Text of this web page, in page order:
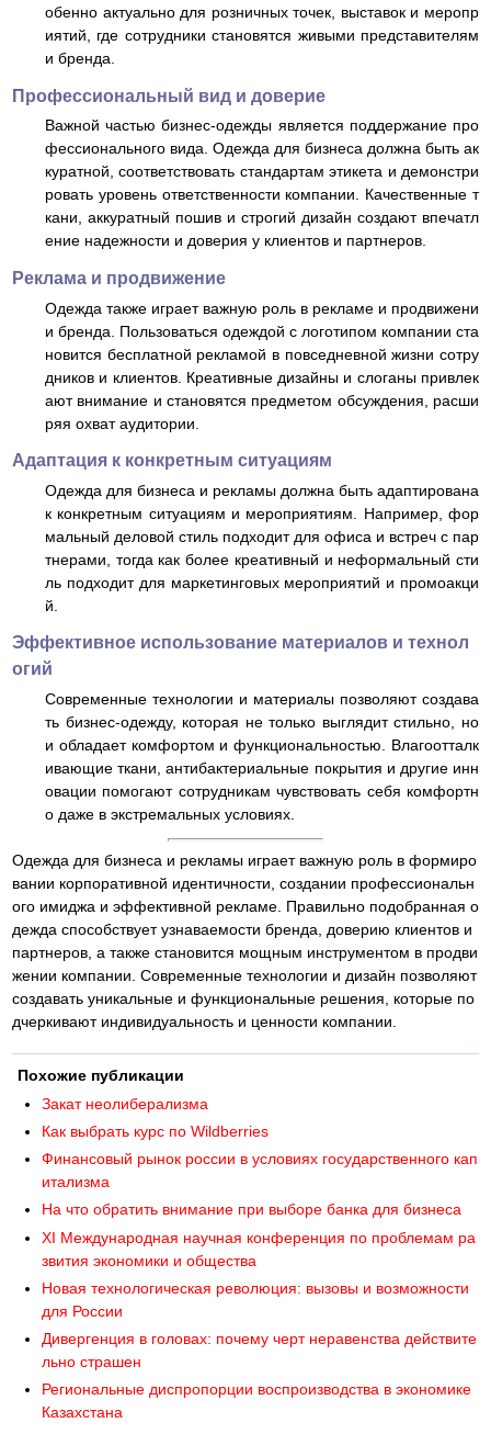
обенно актуально для розничных точек, выставок и меропр
иятий, где сотрудники становятся живыми представителям
и бренда.
Профессиональный вид и доверие
Важной частью бизнес-одежды является поддержание про
фессионального вида. Одежда для бизнеса должна быть ак
куратной, соответствовать стандартам этикета и демонстри
ровать уровень ответственности компании. Качественные т
кани, аккуратный пошив и строгий дизайн создают впечатл
ение надежности и доверия у клиентов и партнеров.
Реклама и продвижение
Одежда также играет важную роль в рекламе и продвижени
и бренда. Пользоваться одеждой с логотипом компании ста
новится бесплатной рекламой в повседневной жизни сотру
дников и клиентов. Креативные дизайны и слоганы привлек
ают внимание и становятся предметом обсуждения, расши
ряя охват аудитории.
Адаптация к конкретным ситуациям
Одежда для бизнеса и рекламы должна быть адаптирована
к конкретным ситуациям и мероприятиям. Например, фор
мальный деловой стиль подходит для офиса и встреч с пар
тнерами, тогда как более креативный и неформальный сти
ль подходит для маркетинговых мероприятий и промоакци
й.
Эффективное использование материалов и технол
огий
Современные технологии и материалы позволяют создава
ть бизнес-одежду, которая не только выглядит стильно, но
и обладает комфортом и функциональностью. Влагоотталк
ивающие ткани, антибактериальные покрытия и другие инн
овации помогают сотрудникам чувствовать себя комфортн
о даже в экстремальных условиях.
Одежда для бизнеса и рекламы играет важную роль в формиро
вании корпоративной идентичности, создании профессиональн
ого имиджа и эффективной рекламе. Правильно подобранная о
дежда способствует узнаваемости бренда, доверию клиентов и
партнеров, а также становится мощным инструментом в продви
жении компании. Современные технологии и дизайн позволяют
создавать уникальные и функциональные решения, которые по
дчеркивают индивидуальность и ценности компании.
Похожие публикации
Закат неолиберализма
Как выбрать курс по Wildberries
Финансовый рынок россии в условиях государственного кап
итализма
На что обратить внимание при выборе банка для бизнеса
XI Международная научная конференция по проблемам ра
звития экономики и общества
Новая технологическая революция: вызовы и возможности
для России
Дивергенция в головах: почему черт неравенства действите
льно страшен
Региональные диспропорции воспроизводства в экономике
Казахстана